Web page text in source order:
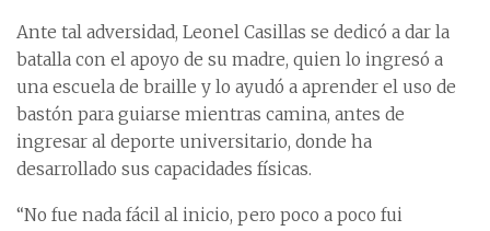
Ante tal adversidad, Leonel Casillas se dedicó a dar la
batalla con el apoyo de su madre, quien lo ingresó a
una escuela de braille y lo ayudó a aprender el uso de
bastón para guiarse mientras camina, antes de
ingresar al deporte universitario, donde ha
desarrollado sus capacidades físicas.
“No fue nada fácil al inicio, pero poco a poco fui